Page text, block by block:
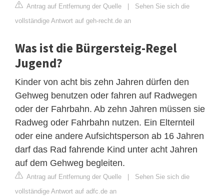
Antrag auf Entfernung der Quelle
Sehen Sie sich die
vollständige Antwort auf geh-recht.de an
Was ist die Bürgersteig-Regel
Jugend?
Kinder von acht bis zehn Jahren dürfen den
Gehweg benutzen oder fahren auf Radwegen
oder der Fahrbahn. Ab zehn Jahren müssen sie
Radweg oder Fahrbahn nutzen. Ein Elternteil
oder eine andere Aufsichtsperson ab 16 Jahren
darf das Rad fahrende Kind unter acht Jahren
auf dem Gehweg begleiten.
Antrag auf Entfernung der Quelle
Sehen Sie sich die
vollständige Antwort auf adfc.de an